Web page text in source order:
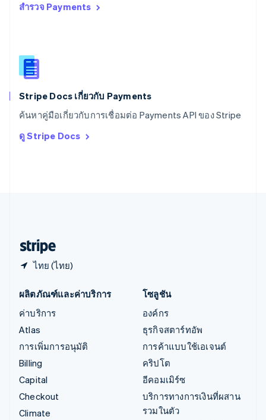
สำรวจ Payments
Stripe Docs เกี่ยวกับ Payments
ค้นหาคู่มือเกี่ยวกับการเชื่อมต่อ Payments API ของ Stripe
ดู Stripe Docs
ไทย (ไทย)
สหราชอาณาจักร
สิงคโปร์
English
ออสเตรเลีย
English
DeutschEnglish
ItalianoEnglish
ผลิตภัณฑ์และค่าบริการ
ค่าบริการ
Atlas
การเพิ่มการอนุมัติ
Billing
Capital
Checkout
Climate
โซลูชัน
องค์กร
ธุรกิจสตาร์ทอัพ
การค้าแบบใช้เอเจนต์
คริปโต
อีคอมเมิร์ซ
บริการทางการเงินที่ผสาน
รวมในตัว